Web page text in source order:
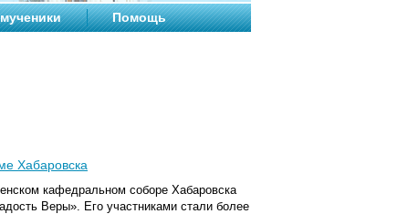
Помощь
Хабаровска
кафедральном соборе Хабаровска
Веры». Его участниками стали более